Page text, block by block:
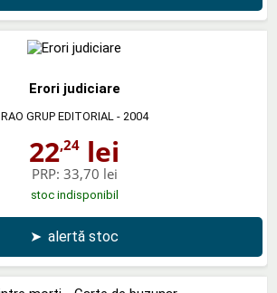
Erori judiciare
RAO GRUP EDITORIAL - 2004
22,24 lei
PRP: 33,70 lei
stoc indisponibil
➤ alertă stoc